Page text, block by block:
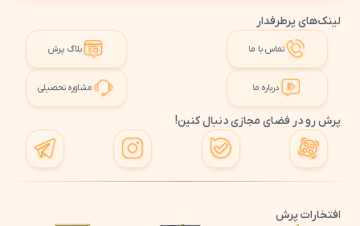
لینک‌های پرطرفدار
تماس با ما بلاگ پرش
درباره ما مشاوره تحصیلی
پرش رو در فضای مجازی دنبال کنین!
افتخارات پرش